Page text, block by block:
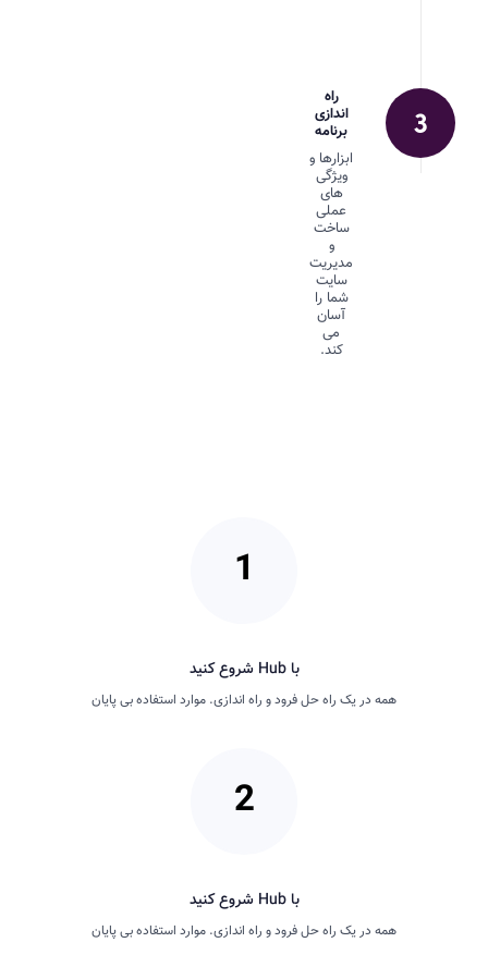
راه
اندازی
برنامه
ابزارها و
ویژگی
های
عملی
ساخت
و
مدیریت
سایت
شما را
آسان
می
کند.
با Hub شروع کنید
همه در یک راه حل فرود و راه اندازی. موارد استفاده بی پایان
با Hub شروع کنید
همه در یک راه حل فرود و راه اندازی. موارد استفاده بی پایان